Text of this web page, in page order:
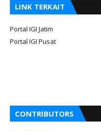
LINK TERKAIT
Portal IGI Jatim
Portal IGI Pusat
CONTRIBUTORS